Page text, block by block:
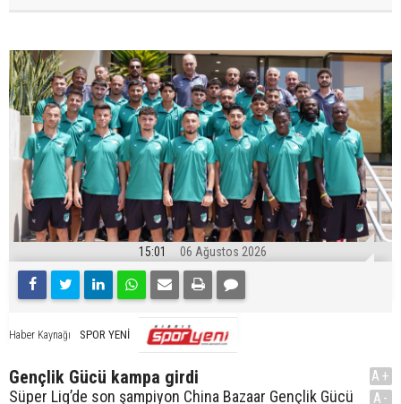
15:01 06 Ağustos 2026
Haber Kaynağı SPOR YENİ
Gençlik Gücü kampa girdi
Süper Lig’de son şampiyon China Bazaar Gençlik Gücü
A+
A-